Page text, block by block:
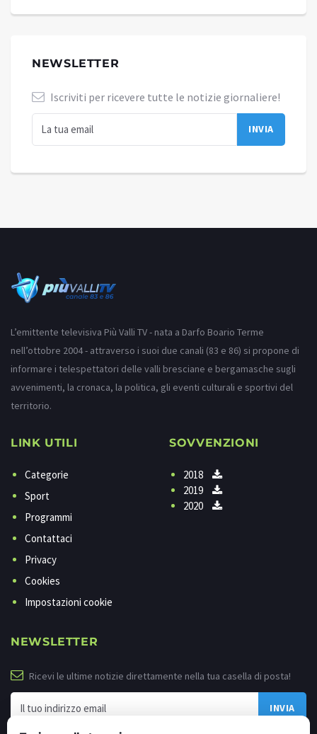
NEWSLETTER
Iscriviti per ricevere tutte le notizie giornaliere!
L’emittente televisiva Più Valli TV - nata a Darfo Boario Terme
nell’ottobre 2004 - attraverso i suoi due canali (83 e 86) si propone di
informare i telespettatori delle valli bresciane e bergamasche sugli
avvenimenti, la cronaca, la politica, gli eventi culturali e sportivi del
territorio.
LINK UTILI
Categorie
Sport
Programmi
Contattaci
Privacy
Cookies
Impostazioni cookie
SOVVENZIONI
2018
2019
2020
NEWSLETTER
Ricevi le ultime notizie direttamente nella tua casella di posta!